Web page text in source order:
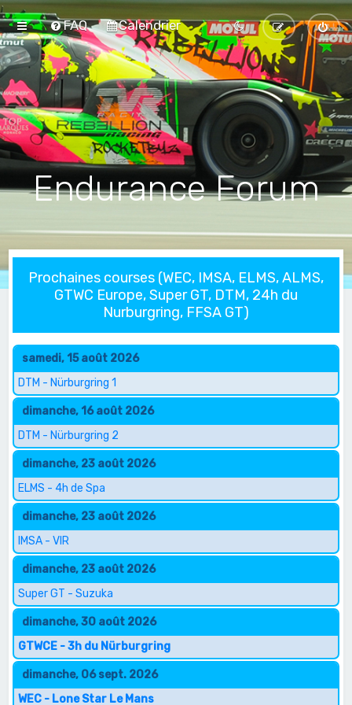
FAQ Calendrier
Endurance Forum
Prochaines courses (WEC, IMSA, ELMS, ALMS,
GTWC Europe, Super GT, DTM, 24h du
Nurburgring, FFSA GT)
samedi, 15 août 2026
DTM - Nürburgring 1
dimanche, 16 août 2026
DTM - Nürburgring 2
dimanche, 23 août 2026
ELMS - 4h de Spa
dimanche, 23 août 2026
IMSA - VIR
dimanche, 23 août 2026
Super GT - Suzuka
dimanche, 30 août 2026
GTWCE - 3h du Nürburgring
dimanche, 06 sept. 2026
WEC - Lone Star Le Mans